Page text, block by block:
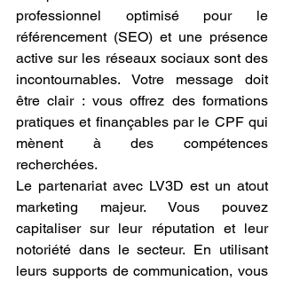
professionnel optimisé pour le
référencement (SEO) et une présence
active sur les réseaux sociaux sont des
incontournables. Votre message doit
être clair : vous offrez des formations
pratiques et finançables par le CPF qui
mènent à des compétences
recherchées.
Le partenariat avec LV3D est un atout
marketing majeur. Vous pouvez
capitaliser sur leur réputation et leur
notoriété dans le secteur. En utilisant
leurs supports de communication, vous